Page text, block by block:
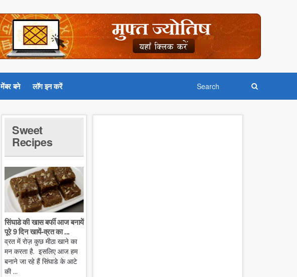
मेंबर बने लॉग इन करें
Sweet
Recipes
सिंघाडे की खास बर्फी आज बनायें
पूरे 9 दिन खायें-व्रत का ...
व्रत में रोज़ कुछ मीठा खाने का
मन करता है. इसलिए आज हम
बनाने जा रहे हैं सिंघाडे के आटे
की ...